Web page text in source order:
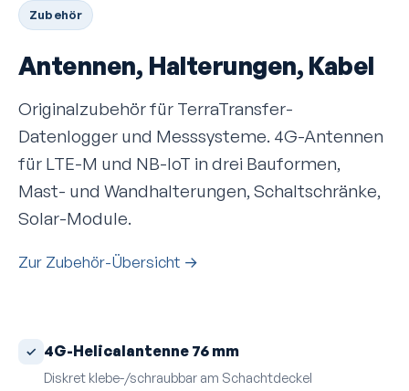
Zubehör
Antennen, Halterungen, Kabel
Originalzubehör für TerraTransfer-
Datenlogger und Mess­systeme. 4G-Antennen
für LTE-M und NB-IoT in drei Bauformen,
Mast- und Wandhalterungen, Schaltschränke,
Solar-Module.
Zur Zubehör-Übersicht →
4G-Helicalantenne 76 mm
Diskret klebe-/schraubbar am Schachtdeckel